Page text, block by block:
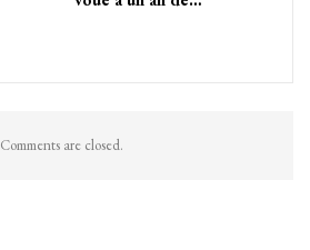
Comments are closed.